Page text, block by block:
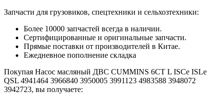
Запчасти для грузовиков, спецтехники и сельхозтехники:
Более 10000 запчастей всегда в наличии.
Сертифицированные и оригинальные запчасти.
Прямые поставки от производителей в Китае.
Ежедневное пополнение складка
Покупая Насос масляный ДВС CUMMINS 6CT L ISCe ISLe
QSL 4941464 3966840 3950005 3991123 4983588 3948072
3942723, вы получаете: